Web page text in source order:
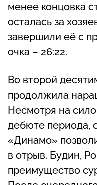
менее концовка
осталась за
завершили её с
очка – 26:22.
Во второй
продолжила
Несмотря на
дебюте периода,
«Динамо»
в отрыв. Будин,
преимущество